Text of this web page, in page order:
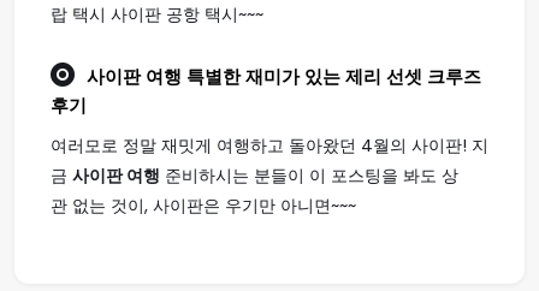
랍 택시 사이판 공항 택시~~~
사이판 여행 특별한 재미가 있는 제리 선셋 크루즈
후기
여러모로 정말 재밋게 여행하고 돌아왔던 4월의 사이판! 지
금 사이판 여행 준비하시는 분들이 이 포스팅을 봐도 상
관 없는 것이, 사이판은 우기만 아니면~~~